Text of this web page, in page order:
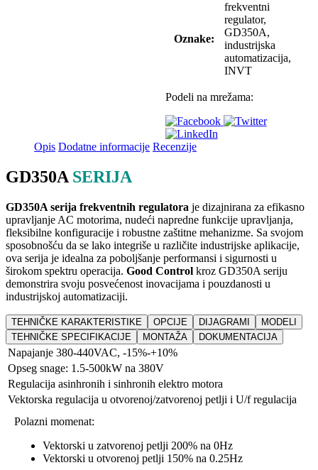
Oznake:
frekventni
regulator,
GD350A,
industrijska
automatizacija,
INVT
Podeli na mrežama:
Opis Dodatne informacije Recenzije
GD350A SERIJA
GD350A serija frekventnih regulatora je dizajnirana za efikasno
upravljanje AC motorima, nudeći napredne funkcije upravljanja,
fleksibilne konfiguracije i robustne zaštitne mehanizme. Sa svojom
sposobnošću da se lako integriše u različite industrijske aplikacije,
ova serija je idealna za poboljšanje performansi i sigurnosti u
širokom spektru operacija. Good Control kroz GD350A seriju
demonstrira svoju posvećenost inovacijama i pouzdanosti u
industrijskoj automatizaciji.
TEHNIČKE KARAKTERISTIKE OPCIJE DIJAGRAMI
MODELI
TEHNIČKE SPECIFIKACIJE
MONTAŽA DOKUMENTACIJA
Napajanje 380-440VAC, -15%-+10%
Opseg snage: 1.5-500kW na 380V
Regulacija asinhronih i sinhronih elektro motora
Vektorska regulacija u otvorenoj/zatvorenoj petlji i U/f regulacija
Polazni momenat:
Vektorski u zatvorenoj petlji 200% na 0Hz
Vektorski u otvorenoj petlji 150% na 0.25Hz